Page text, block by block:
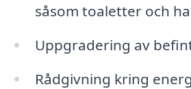
såsom toaletter och
Uppgradering av
Rådgivning kring